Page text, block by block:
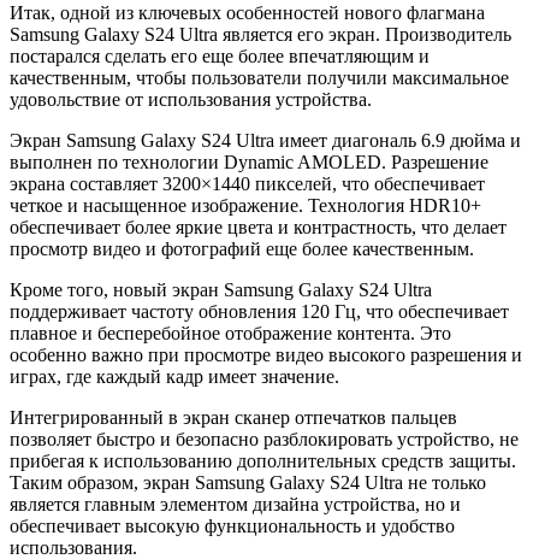
Итак, одной из ключевых особенностей нового флагмана
Samsung Galaxy S24 Ultra является его экран. Производитель
постарался сделать его еще более впечатляющим и
качественным, чтобы пользователи получили максимальное
удовольствие от использования устройства.
Экран Samsung Galaxy S24 Ultra имеет диагональ 6.9 дюйма и
выполнен по технологии Dynamic AMOLED. Разрешение
экрана составляет 3200×1440 пикселей, что обеспечивает
четкое и насыщенное изображение. Технология HDR10+
обеспечивает более яркие цвета и контрастность, что делает
просмотр видео и фотографий еще более качественным.
Кроме того, новый экран Samsung Galaxy S24 Ultra
поддерживает частоту обновления 120 Гц, что обеспечивает
плавное и бесперебойное отображение контента. Это
особенно важно при просмотре видео высокого разрешения и
играх, где каждый кадр имеет значение.
Интегрированный в экран сканер отпечатков пальцев
позволяет быстро и безопасно разблокировать устройство, не
прибегая к использованию дополнительных средств защиты.
Таким образом, экран Samsung Galaxy S24 Ultra не только
является главным элементом дизайна устройства, но и
обеспечивает высокую функциональность и удобство
использования.